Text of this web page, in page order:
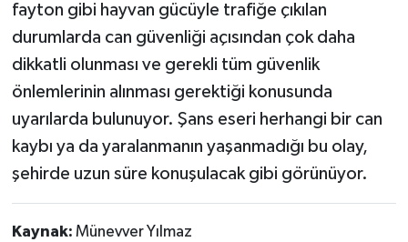
fayton gibi hayvan gücüyle trafiğe çıkılan
durumlarda can güvenliği açısından çok daha
dikkatli olunması ve gerekli tüm güvenlik
önlemlerinin alınması gerektiği konusunda
uyarılarda bulunuyor. Şans eseri herhangi bir can
kaybı ya da yaralanmanın yaşanmadığı bu olay,
şehirde uzun süre konuşulacak gibi görünüyor.
Kaynak: Münevver Yılmaz